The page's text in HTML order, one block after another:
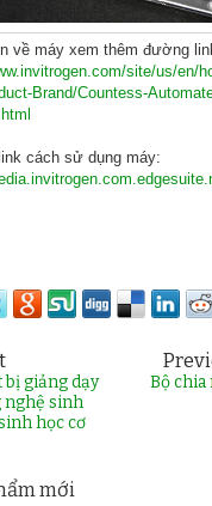
về máy xem thêm đường
site/us/en/
Brand/Countess-
cách sử dụng máy:
bị giảng dạy
nghệ sinh
học cơ
Bộ chia
mới